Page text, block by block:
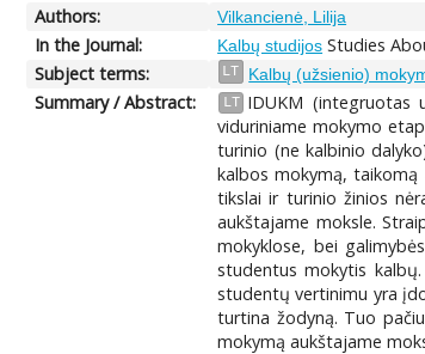
Authors:
Vilkancienė, Lilija
In the Journal: Kalbų studijos Studies
Subject terms:
LT Kalbų (užsienio)
Summary / Abstract: LT IDUKM (integruotas
viduriniame mokymo
turinio (ne kalbinio
kalbos mokymą,
tikslai ir turinio žinios
aukštajame moksle.
mokyklose, bei
studentus mokytis
studentų vertinimu yra
turtina žodyną. Tuo
mokymą aukštajame